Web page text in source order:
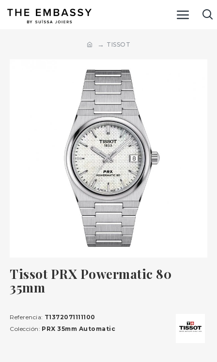
TISSOT
Tissot PRX Powermatic 80
35mm
Referencia: T1372071111100
Colección: PRX 35mm Automatic